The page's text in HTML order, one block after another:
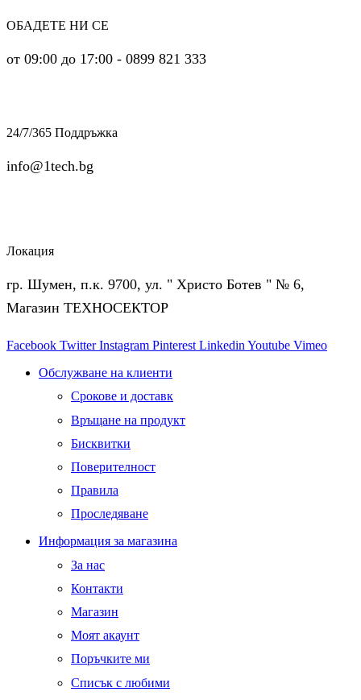
ОБАДЕТЕ НИ СЕ
от 09:00 до 17:00 - 0899 821 333
24/7/365 Поддръжка
info@1tech.bg
Локация
гр. Шумен, п.к. 9700, ул. " Христо Ботев " № 6,
Магазин ТЕХНОСЕКТОР
Facebook Twitter Instagram Pinterest Linkedin Youtube Vimeo
Обслужване на клиенти
Срокове и доставк
Връщане на продукт
Бисквитки
Поверителност
Правила
Проследяване
Информация за магазина
За нас
Контакти
Магазин
Моят акаунт
Поръчките ми
Списък с любими